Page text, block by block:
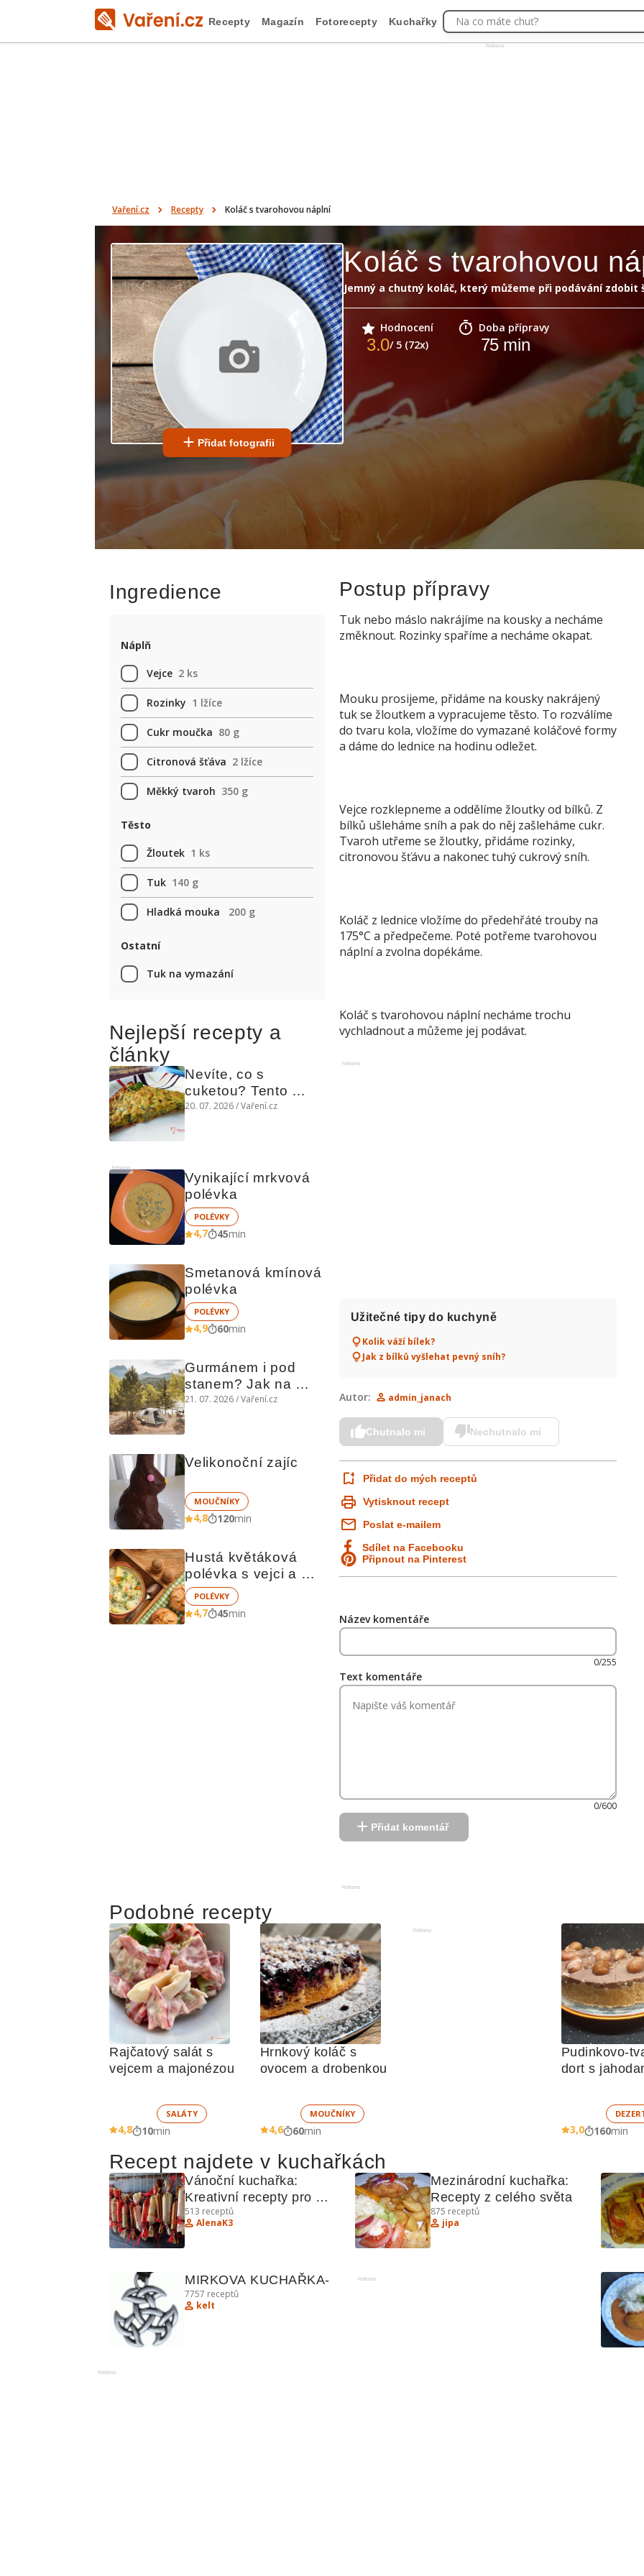
Reklama
Recepty Magazín Fotorecepty Kuchařky Na co máte chuť?
Vaření.cz Recepty Koláč s tvarohovou náplní
Přidat fotografii
Koláč s tvarohovou
Jemný a chutný koláč, který můžeme při podávání zdobit
Hodnocení
3.0/ 5 (72x)
Doba přípravy
75min
Ingredience
Náplň
Vejce 2 ks
Rozinky 1 lžíce
Cukr moučka 80 g
Citronová šťáva 2 lžíce
Měkký tvaroh 350 g
Těsto
Žloutek 1 ks
Tuk 140 g
Hladká mouka 200 g
Ostatní
Tuk na vymazání
Nejlepší recepty a
články
Nevíte, co s
cuketou? Tento
levný slaný koláč
20. 07. 2026 / Vaření.cz
Reklama
Vynikající mrkvová
polévka
POLÉVKY
4,7 45min
Smetanová kmínová
polévka
POLÉVKY
4,9 60min
Gurmánem i pod
stanem? Jak na
polní kuchyni a na
21. 07. 2026 / Vaření.cz
Velikonoční zajíc
MOUČNÍKY
4,8 120min
Hustá květáková
polévka s vejci a
brambory
POLÉVKY
4,7 45min
Postup přípravy
Tuk nebo máslo nakrájíme na kousky a necháme
změknout. Rozinky spaříme a necháme okapat.
Mouku prosijeme, přidáme na kousky nakrájený
tuk se žloutkem a vypracujeme těsto. To rozválíme
do tvaru kola, vložíme do vymazané koláčové formy
a dáme do lednice na hodinu odležet.
Vejce rozklepneme a oddělíme žloutky od bílků. Z
bílků ušleháme sníh a pak do něj zašleháme cukr.
Tvaroh utřeme se žloutky, přidáme rozinky,
citronovou šťávu a nakonec tuhý cukrový sníh.
Koláč z lednice vložíme do předehřáté trouby na
175°C a předpečeme. Poté potřeme tvarohovou
náplní a zvolna dopékáme.
Koláč s tvarohovou náplní necháme trochu
vychladnout a můžeme jej podávat.
Reklama
Užitečné tipy do kuchyně
Kolik váží bílek?
Jak z bílků vyšlehat pevný sníh?
Autor: admin_janach
Chutnalo mi Nechutnalo mi
Přidat do mých receptů
Vytisknout recept
Poslat e-mailem
Sdílet na Facebooku
Připnout na Pinterest
Název komentáře
0/255
Text komentáře
0/600
Přidat komentář
Reklama
Podobné recepty
Rajčatový salát s
vejcem a majonézou
SALÁTY
4,8 10min
Hrnkový koláč s
ovocem a drobenkou
MOUČNÍKY
4,6 60min
Reklama
Pudinkovo-
dort s
3,0 160min
Recept najdete v kuchařkách
Vánoční kuchařka:
Kreativní recepty pro
sváteční dobroty
513 receptů
AlenaK3
Mezinárodní kuchařka:
Recepty z celého světa
875 receptů
jipa
MIRKOVA KUCHAŘKA-
7757 receptů
kelt
Reklama
Reklama